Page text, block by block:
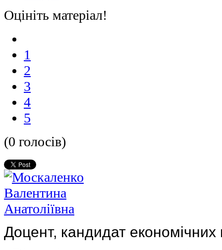
Оцініть матеріал!
1
2
3
4
5
(0 голосів)
Доцент, кандидат економічних